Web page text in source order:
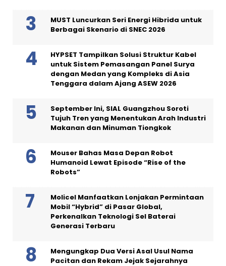
MUST Luncurkan Seri Energi Hibrida untuk
Berbagai Skenario di SNEC 2026
HYPSET Tampilkan Solusi Struktur Kabel
untuk Sistem Pemasangan Panel Surya
dengan Medan yang Kompleks di Asia
Tenggara dalam Ajang ASEW 2026
September Ini, SIAL Guangzhou Soroti
Tujuh Tren yang Menentukan Arah Industri
Makanan dan Minuman Tiongkok
Mouser Bahas Masa Depan Robot
Humanoid Lewat Episode “Rise of the
Robots”
Molicel Manfaatkan Lonjakan Permintaan
Mobil “Hybrid” di Pasar Global,
Perkenalkan Teknologi Sel Baterai
Generasi Terbaru
Mengungkap Dua Versi Asal Usul Nama
Pacitan dan Rekam Jejak Sejarahnya